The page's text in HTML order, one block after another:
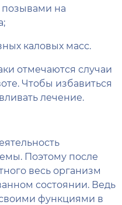
на
каловых масс.
отмечаются случаи
Чтобы избавиться
лечение.
Поэтому после
весь организм
состоянии. Ведь
функциями в